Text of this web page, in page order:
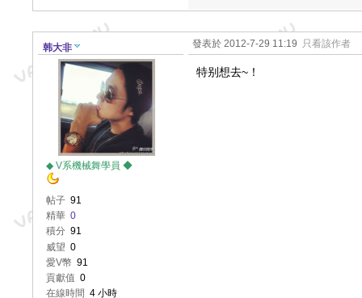
韩大非
◆ V系機械舞學員 ◆
帖子 91
精華 0
積分 91
威望 0
愛V幣 91
貢獻值 0
在線時間 4 小時
發表於 2012-7-29 11:19 只看該作者
特别想去~！